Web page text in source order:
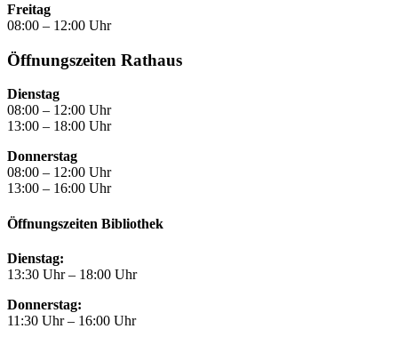
Freitag
08:00 – 12:00 Uhr
Öffnungszeiten Rathaus
Dienstag
08:00 – 12:00 Uhr
13:00 – 18:00 Uhr
Donnerstag
08:00 – 12:00 Uhr
13:00 – 16:00 Uhr
Öffnungszeiten Bibliothek
Dienstag:
13:30 Uhr – 18:00 Uhr
Donnerstag:
11:30 Uhr – 16:00 Uhr